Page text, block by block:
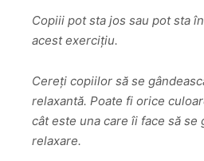
Copiii pot sta jos sau pot sta
acest exercițiu.
Cereți copiilor să se
relaxantă. Poate fi orice
cât este una care îi face să se
relaxare.